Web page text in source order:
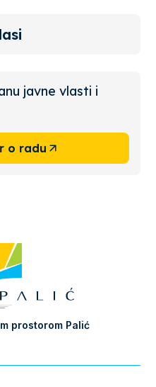
javne vlasti i
o radu
prostorom Palić